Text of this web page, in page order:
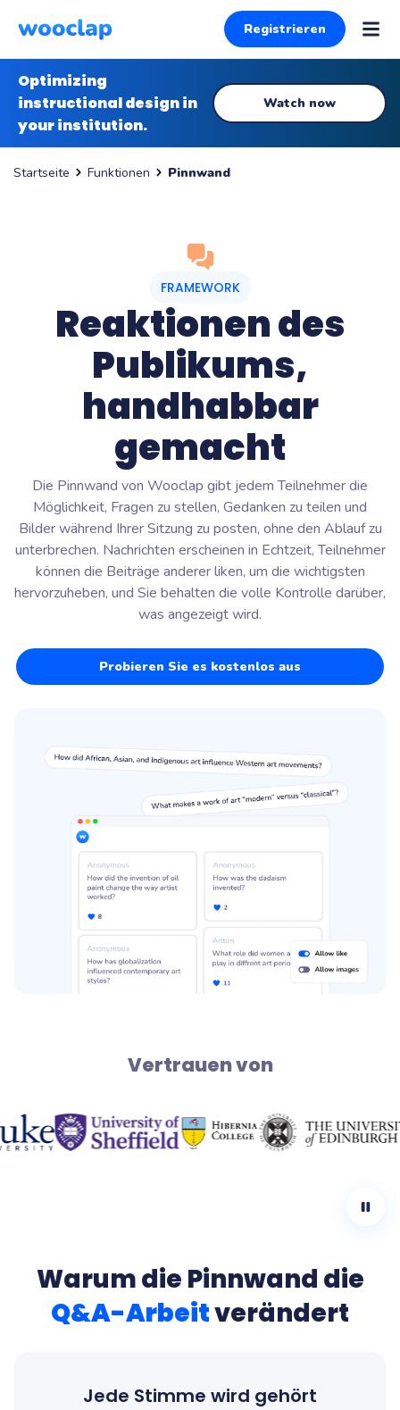
Registrieren
Optimizing
instructional design in
your institution.
Watch now
Startseite Funktionen Pinnwand
FRAMEWORK
Reaktionen des
Publikums,
handhabbar
gemacht
Die Pinnwand von Wooclap gibt jedem Teilnehmer die
Möglichkeit, Fragen zu stellen, Gedanken zu teilen und
Bilder während Ihrer Sitzung zu posten, ohne den Ablauf zu
unterbrechen. Nachrichten erscheinen in Echtzeit, Teilnehmer
können die Beiträge anderer liken, um die wichtigsten
hervorzuheben, und Sie behalten die volle Kontrolle darüber,
was angezeigt wird.
Probieren Sie es kostenlos aus
Vertrauen von
Warum die Pinnwand die
Q&A-Arbeitverändert
Jede Stimme wird gehört